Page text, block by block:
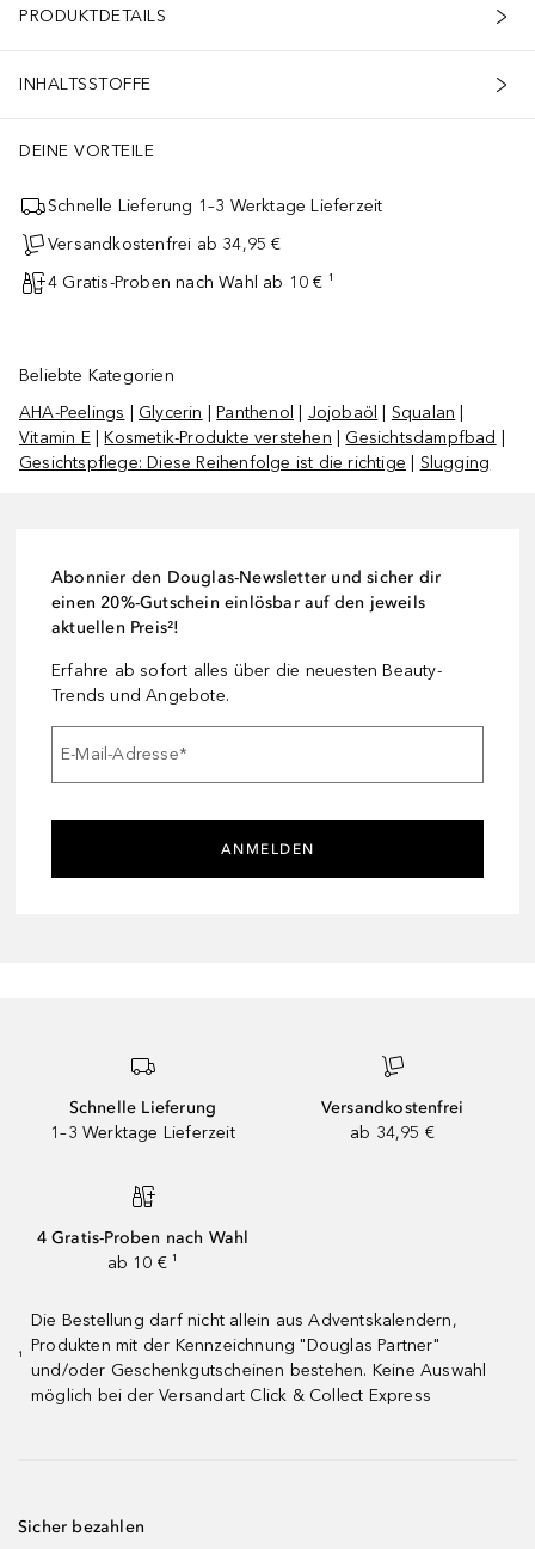
PRODUKTDETAILS
INHALTSSTOFFE
DEINE VORTEILE
Schnelle Lieferung 1–3 Werktage Lieferzeit
Versandkostenfrei ab 34,95 €
4 Gratis-Proben nach Wahl ab 10 € ¹
Beliebte Kategorien
AHA-Peelings
Glycerin |Panthenol Jojobaöl Squalan
Vitamin E|Kosmetik-Produkte verstehen Gesichtsdampfbad
Gesichtspflege: Diese Reihenfolge ist die richtige
Slugging
Abonnier den Douglas-Newsletter und sicher dir
einen 20%-Gutschein einlösbar auf den jeweils
aktuellen Preis²!
Erfahre ab sofort alles über die neuesten Beauty-
Trends und Angebote.
E-Mail-Adresse*
ANMELDEN
Schnelle Lieferung
1–3 Werktage Lieferzeit
Versandkostenfrei
ab 34,95 €
4 Gratis-Proben nach Wahl
ab 10 € ¹
¹
Die Bestellung darf nicht allein aus Adventskalendern,
Produkten mit der Kennzeichnung "Douglas Partner"
und/oder Geschenkgutscheinen bestehen. Keine Auswahl
möglich bei der Versandart Click & Collect Express
Sicher bezahlen